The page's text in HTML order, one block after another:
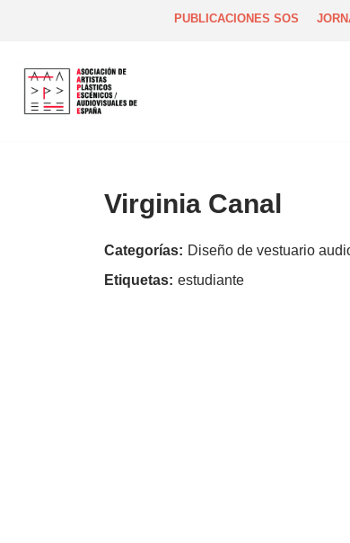
al
contenido
PUBLICACIONES SOS
Virginia Canal
Categorías: Diseño de vestuario
Etiquetas: estudiante